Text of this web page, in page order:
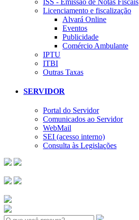
Licenciamento e fiscalização
Alvará Online
Eventos
Publicidade
Comércio Ambulante
IPTU
ITBI
Outras Taxas
SERVIDOR
Portal do Servidor
Comunicados ao Servidor
WebMail
SEI (acesso interno)
Consulta às Legislações